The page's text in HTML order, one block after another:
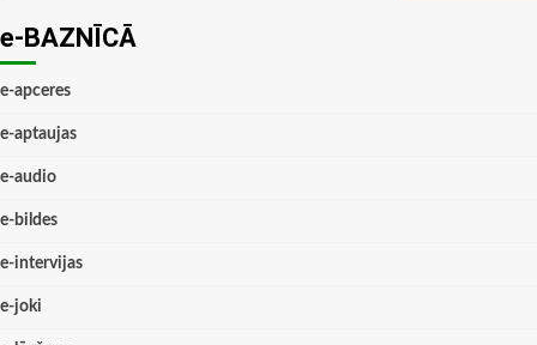
e-BAZNĪCĀ
e-apceres
e-aptaujas
e-audio
e-bildes
e-intervijas
e-joki